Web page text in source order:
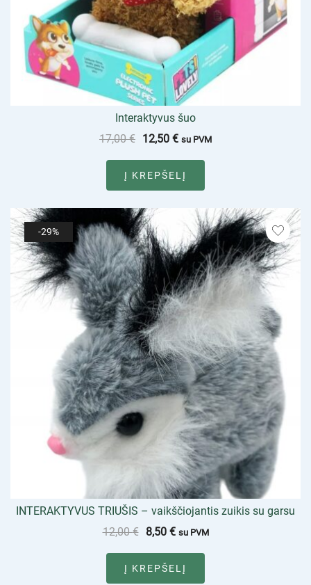
Interaktyvus šuo
17,00€ 12,50 € su PVM
Į KREPŠELĮ
-29%
INTERAKTYVUS TRIUŠIS – vaikščiojantis zuikis su garsu
12,00€ 8,50 € su PVM
Į KREPŠELĮ